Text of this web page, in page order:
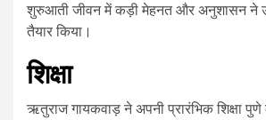
शुरुआती जीवन में कड़ी मेहनत और अनुशासन ने
तैयार किया।
शिक्षा
ऋतुराज गायकवाड़ ने अपनी प्रारंभिक शिक्षा